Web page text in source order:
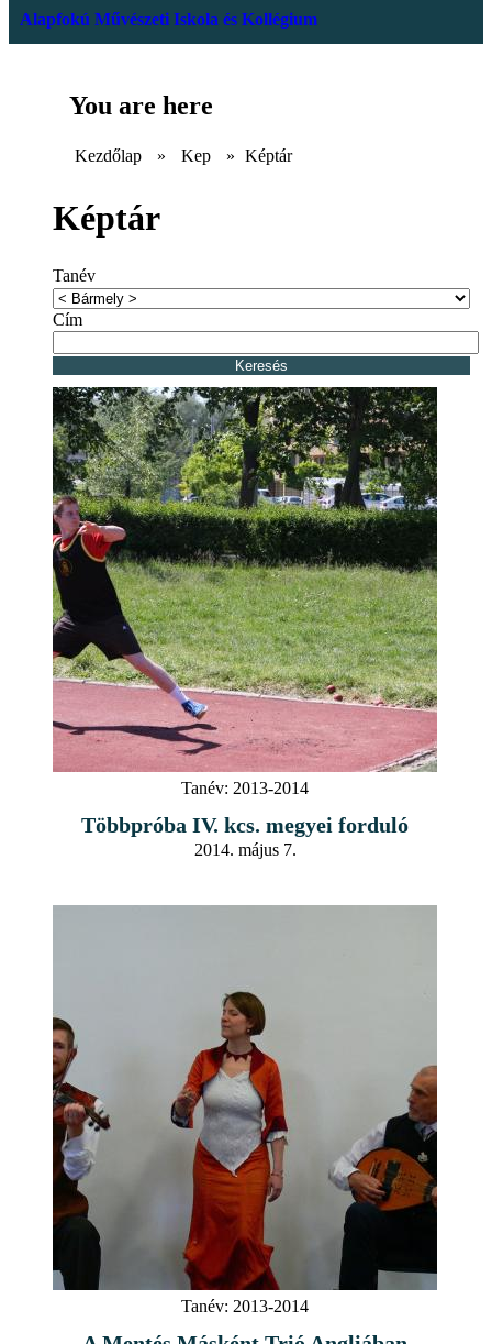
Alapfokú Művészeti Iskola és Kollégium
You are here
Kezdőlap » Kep » Képtár
Képtár
Tanév
Cím
Tanév: 2013-2014
Többpróba IV. kcs. megyei forduló
2014. május 7.
Tanév: 2013-2014